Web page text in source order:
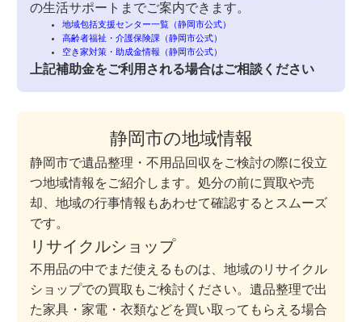
の生活サポートまでご案内できます。
地域包括支援センター一覧（静岡市公式）
高齢者福祉・介護保険課（静岡市公式）
空き家対策・助成金情報（静岡市公式）
上記補助金をご利用される場合はご相談ください
静岡市の地域情報
静岡市で遺品整理・不用品回収をご検討の際に役立
つ地域情報をご紹介します。処分の前に買取や売
却、地域の行事情報もあわせて確認するとスムーズ
です。
リサイクルショップ
不用品の中でまだ使えるものは、地域のリサイクル
ショップでの買取もご検討ください。遺品整理で出
た家具・家電・衣類などを買い取ってもらえる場合